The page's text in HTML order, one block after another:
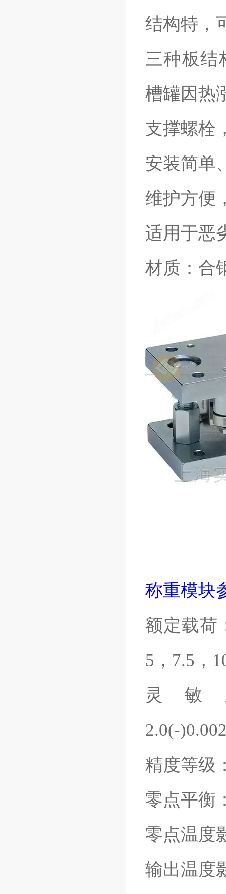
结构特，
三种板结
槽罐因热
支撑螺栓
安装简单
维护方便
适用于恶
材质：合
称重模块
额定载荷
5 ， 7.5 ，
灵敏
2.0(-
精度等级
零点平衡
零点温度
输出温度